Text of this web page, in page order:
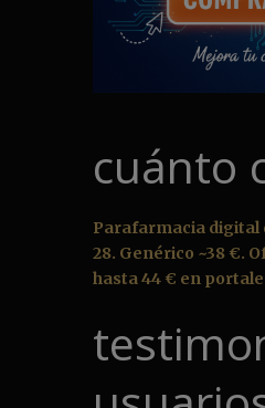
cuánto
Parafarmacia digital
28. Genérico ~38 €.
hasta 44 € en